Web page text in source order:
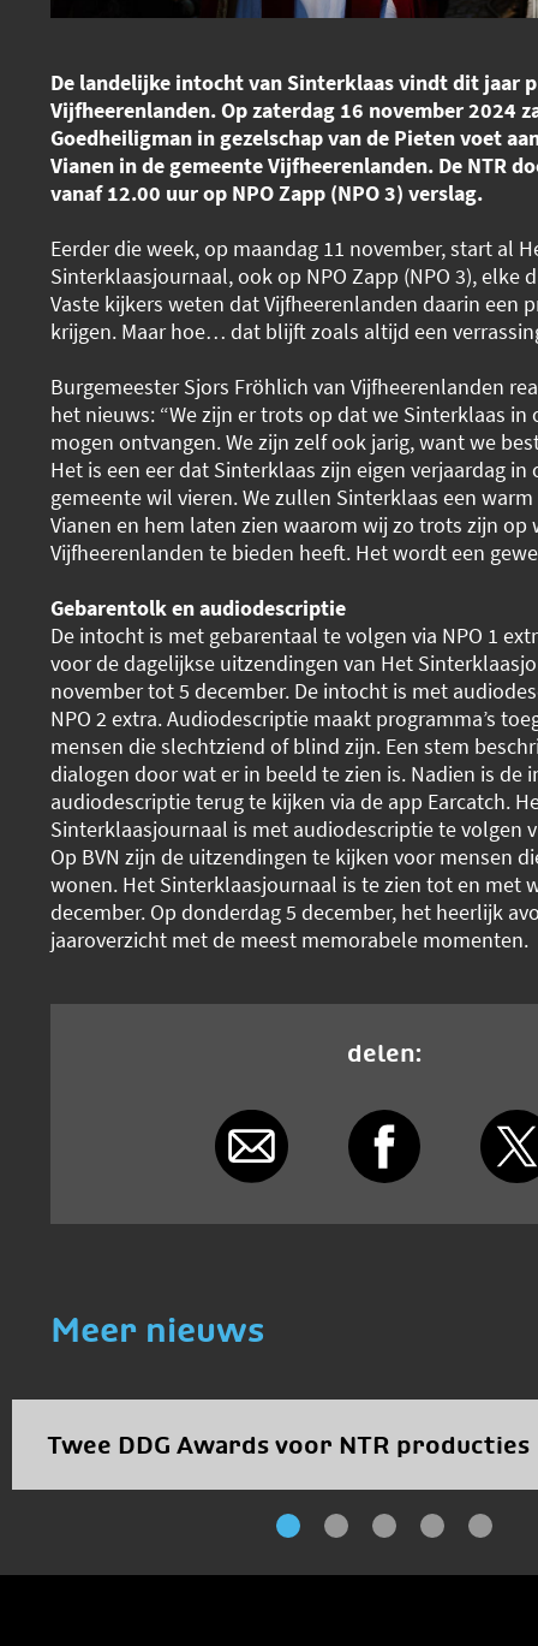
De landelijke intocht van Sinterklaas vindt dit jaar
Vijfheerenlanden. Op zaterdag 16 november 2024
Goedheiligman in gezelschap van de Pieten voet
Vianen in de gemeente Vijfheerenlanden. De NTR
vanaf 12.00 uur op NPO Zapp (NPO 3) verslag.
Eerder die week, op maandag 11 november, start al
Sinterklaasjournaal, ook op NPO Zapp (NPO 3), elke
Vaste kijkers weten dat Vijfheerenlanden daarin een
krijgen. Maar hoe… dat blijft zoals altijd een
Burgemeester Sjors Fröhlich van Vijfheerenlanden
het nieuws: “We zijn er trots op dat we Sinterklaas in
mogen ontvangen. We zijn zelf ook jarig, want we
Het is een eer dat Sinterklaas zijn eigen verjaardag in
gemeente wil vieren. We zullen Sinterklaas een
Vianen en hem laten zien waarom wij zo trots zijn op
Vijfheerenlanden te bieden heeft. Het wordt een
Gebarentolk en audiodescriptie
De intocht is met gebarentaal te volgen via NPO 1
voor de dagelijkse uitzendingen van Het
november tot 5 december. De intocht is met
NPO 2 extra. Audiodescriptie maakt programma’s
mensen die slechtziend of blind zijn. Een stem
dialogen door wat er in beeld te zien is. Nadien is de
audiodescriptie terug te kijken via de app Earcatch.
Sinterklaasjournaal is met audiodescriptie te volgen
Op BVN zijn de uitzendingen te kijken voor mensen
wonen. Het Sinterklaasjournaal is te zien tot en met
december. Op donderdag 5 december, het heerlijk
jaaroverzicht met de meest memorabele momenten.
delen:
Meer nieuws
Twee DDG Awards voor NTR producties